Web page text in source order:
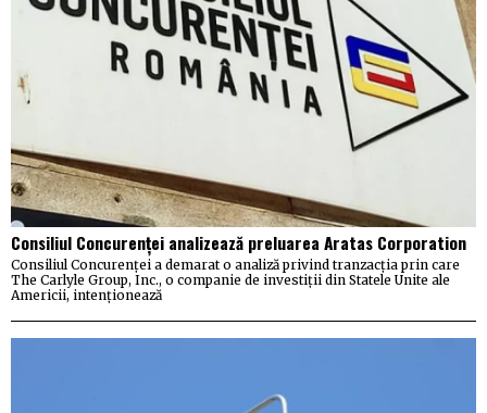
Consiliul Concurenței analizează preluarea Aratas Corporation
Consiliul Concurenței a demarat o analiză privind tranzacția prin care
The Carlyle Group, Inc., o companie de investiții din Statele Unite ale
Americii, intenționează